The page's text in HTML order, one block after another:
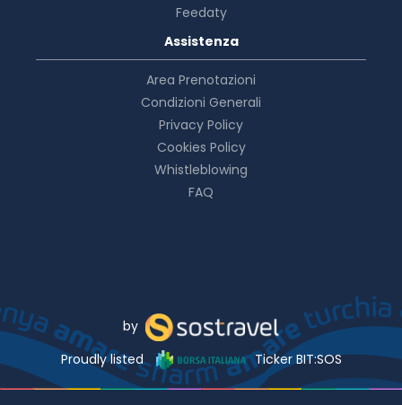
Feedaty
Assistenza
Area Prenotazioni
Condizioni Generali
Privacy Policy
Cookies Policy
Whistleblowing
FAQ
by
Proudly listed
Ticker BIT:SOS